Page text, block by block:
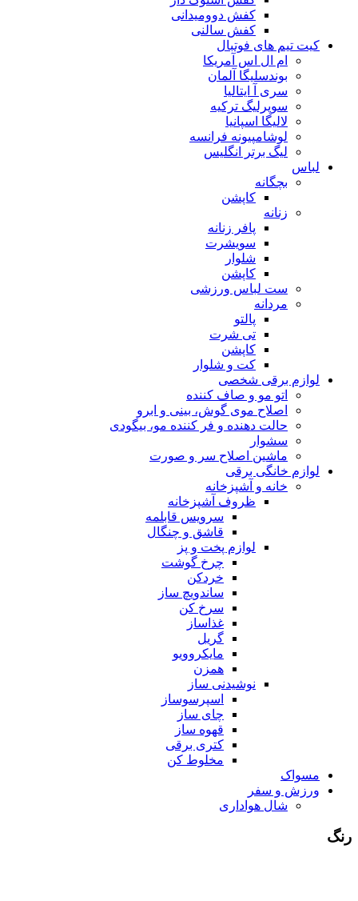
کفش دوومیدانی
کفش سالنی
کیت تیم های فوتبال
ام ال اس آمریکا
بوندسلیگا آلمان
سری آ ایتالیا
سوپرلیگ ترکیه
لالیگا اسپانیا
لوشامپیونه فرانسه
لیگ برتر انگلیس
لباس
بچگانه
کاپشن
زنانه
پافر زنانه
سویشرت
شلوار
کاپشن
ست لباس ورزشی
مردانه
پالتو
تی شرت
کاپشن
کت و شلوار
لوازم برقی شخصی
اتو مو و صاف کننده
اصلاح موی گوش، بینی و ابرو
حالت دهنده و فر کننده مو، بیگودی
سشوار
ماشین اصلاح سر و صورت
لوازم خانگی برقی
خانه و آشپزخانه
ظروف آشپزخانه
سرویس قابلمه
قاشق و چنگال
لوازم پخت و پز
چرخ گوشت
خردکن
ساندویچ ساز
سرخ کن
غذاساز
گریل
مایکروویو
همزن
نوشیدنی ساز
اسپرسوساز
چای ساز
قهوه ساز
کتری برقی
مخلوط کن
مسواک
ورزش و سفر
شال هواداری
رنگ